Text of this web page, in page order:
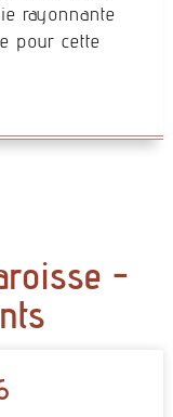
rayonnante
pour cette
-